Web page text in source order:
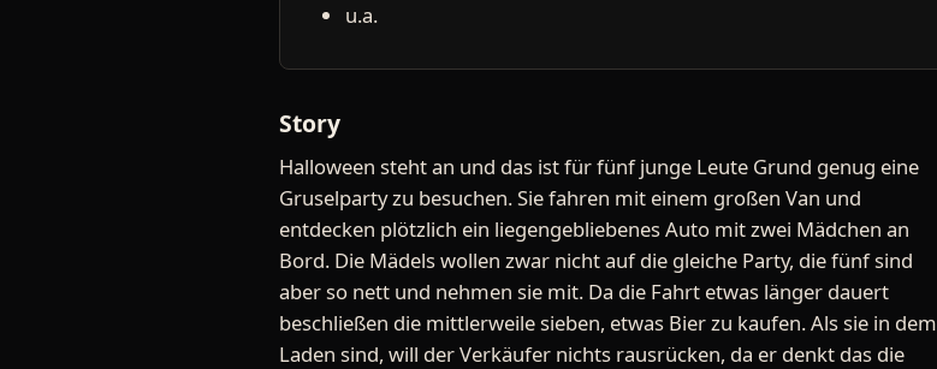
u.a.
Story
Halloween steht an und das ist für fünf junge Leute Grund genug eine
Gruselparty zu besuchen. Sie fahren mit einem großen Van und
entdecken plötzlich ein liegengebliebenes Auto mit zwei Mädchen an
Bord. Die Mädels wollen zwar nicht auf die gleiche Party, die fünf sind
aber so nett und nehmen sie mit. Da die Fahrt etwas länger dauert
beschließen die mittlerweile sieben, etwas Bier zu kaufen. Als sie in dem
Laden sind, will der Verkäufer nichts rausrücken, da er denkt das die